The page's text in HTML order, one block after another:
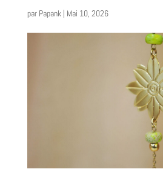
par Papank| Mai 10, 2026